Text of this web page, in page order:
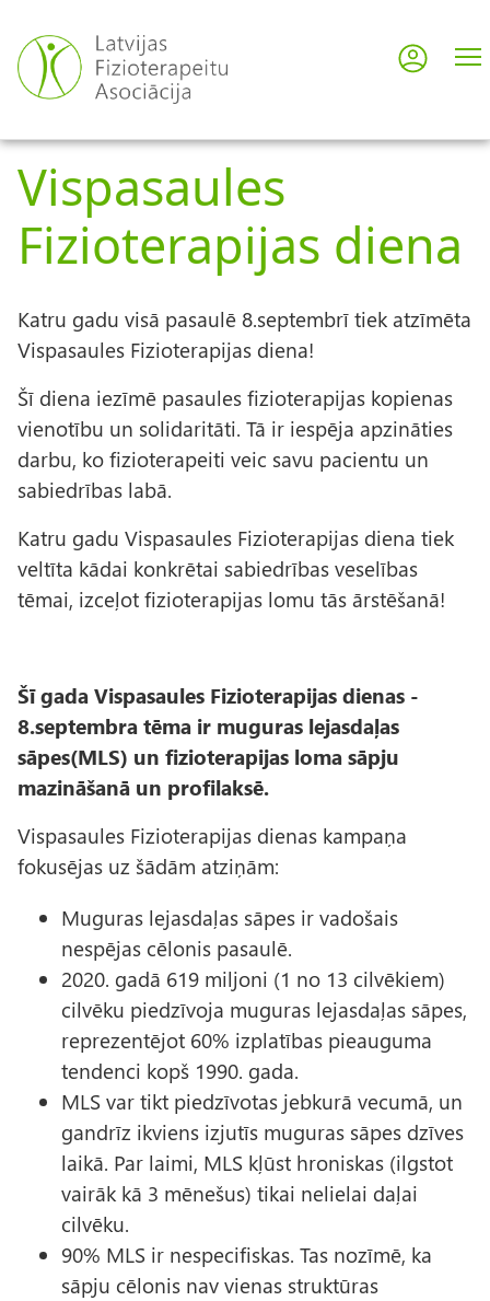
uz
galveno
saturu
User
Vispasaules
Fizioterapijas diena
Katru gadu visā pasaulē 8.septembrī tiek atzīmēta
Vispasaules Fizioterapijas diena!
Šī diena iezīmē pasaules fizioterapijas kopienas
vienotību un solidaritāti. Tā ir iespēja apzināties
darbu, ko fizioterapeiti veic savu pacientu un
sabiedrības labā.
Katru gadu Vispasaules Fizioterapijas diena tiek
veltīta kādai konkrētai sabiedrības veselības
tēmai, izceļot fizioterapijas lomu tās ārstēšanā!
Šī gada Vispasaules Fizioterapijas dienas -
8.septembra tēma ir muguras lejasdaļas
sāpes(MLS) un fizioterapijas loma sāpju
mazināšanā un profilaksē.
Vispasaules Fizioterapijas dienas kampaņa
fokusējas uz šādām atziņām:
Muguras lejasdaļas sāpes ir vadošais
nespējas cēlonis pasaulē.
2020. gadā 619 miljoni (1 no 13 cilvēkiem)
cilvēku piedzīvoja muguras lejasdaļas sāpes,
reprezentējot 60% izplatības pieauguma
tendenci kopš 1990. gada.
MLS var tikt piedzīvotas jebkurā vecumā, un
gandrīz ikviens izjutīs muguras sāpes dzīves
laikā. Par laimi, MLS kļūst hroniskas (ilgstot
vairāk kā 3 mēnešus) tikai nelielai daļai
cilvēku.
90% MLS ir nespecifiskas. Tas nozīmē, ka
sāpju cēlonis nav vienas struktūras